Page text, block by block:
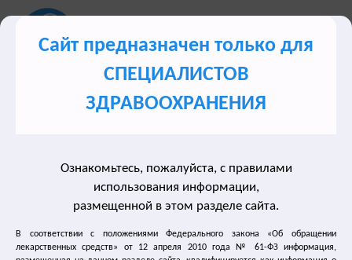
Сайт для врачей о лечении синдрома гиперактивного
мочевого пузыря (ГАМП)
Разделы сайта
Лечение недержания мочи
Сайт предназначен только для
СПЕЦИАЛИСТОВ
ЗДРАВООХРАНЕНИЯ
Ознакомьтесь, пожалуйста, с правилами
использования информации,
размещенной в этом разделе сайта.
В соответствии с положениями Федерального закона «Об обращении
лекарственных средств» от 12 апреля 2010 года № 61-ФЗ информация,